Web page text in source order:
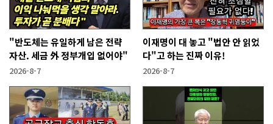
"반도체는 유일하게 남은 전략
자산. 세금 外 정부개입 없어야"
2026-8-7
이재명이 대 놓고 "법안 안 읽었
다"고 하는 진짜 이유!
2026-8-7